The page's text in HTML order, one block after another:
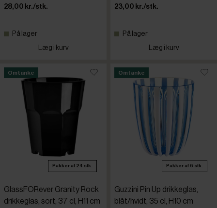
28,00 kr./stk.
På lager
Læg i kurv
23,00 kr./stk.
På lager
Læg i kurv
Omtanke
Pakker af 24 stk.
GlassFORever Granity Rock
drikkeglas, sort, 37 cl, H11 cm
Omtanke
Pakker af 6 stk.
Guzzini Pin Up drikkeglas,
blåt/hvidt, 35 cl, H10 cm